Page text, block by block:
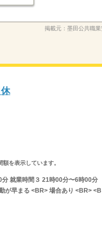
掲載元： 墨田公共職
を表示しています。
就業時間３ 21時00分〜6時00分
が早まる <BR> 場合あり <BR> <B